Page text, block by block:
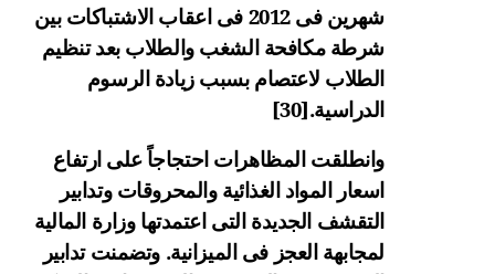
شهرين فى 2012 فى اعقاب الاشتباكات بين
شرطة مكافحة الشغب والطلاب بعد تنظيم
الطلاب لاعتصام بسبب زيادة الرسوم
الدراسية.[30]
وانطلقت المظاهرات احتجاجاً على ارتفاع
اسعار المواد الغذائية والمحروقات وتدابير
التقشف الجديدة التى اعتمدتها وزارة المالية
لمجابهة العجز فى الميزانية. وتضمنت تدابير